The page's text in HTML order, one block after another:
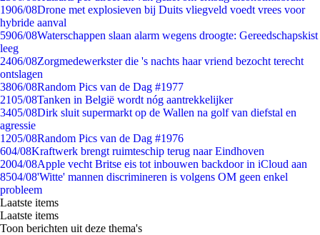
1906/08Drone met explosieven bij Duits vliegveld voedt vrees voor
hybride aanval
5906/08Waterschappen slaan alarm wegens droogte: Gereedschapskist
leeg
2406/08Zorgmedewerkster die 's nachts haar vriend bezocht terecht
ontslagen
3806/08Random Pics van de Dag #1977
2105/08Tanken in België wordt nóg aantrekkelijker
3405/08Dirk sluit supermarkt op de Wallen na golf van diefstal en
agressie
1205/08Random Pics van de Dag #1976
604/08Kraftwerk brengt ruimteschip terug naar Eindhoven
2004/08Apple vecht Britse eis tot inbouwen backdoor in iCloud aan
8504/08'Witte' mannen discrimineren is volgens OM geen enkel
probleem
Laatste items
Laatste items
Toon berichten uit deze thema's